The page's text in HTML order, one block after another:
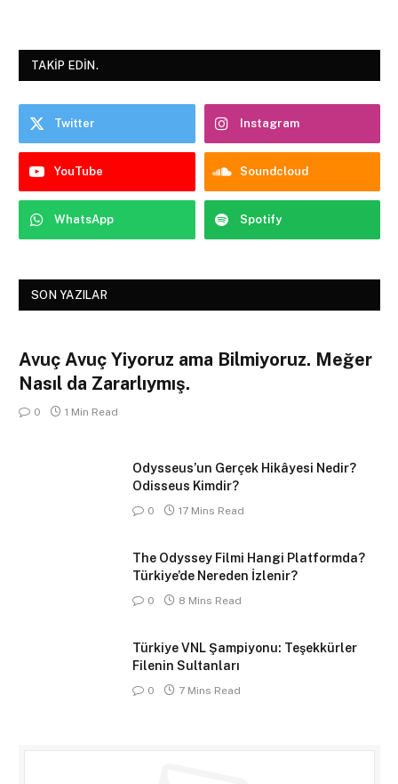
TAKIP EDIN.
Twitter Instagram
YouTube Soundcloud
WhatsApp Spotify
SON YAZILAR
Avuç Avuç Yiyoruz ama Bilmiyoruz. Meğer
Nasıl da Zararlıymış.
0 1 Min Read
Odysseus’un Gerçek Hikâyesi Nedir?
Odisseus Kimdir?
0 17 Mins Read
The Odyssey Filmi Hangi Platformda?
Türkiye’de Nereden İzlenir?
0 8 Mins Read
Türkiye VNL Şampiyonu: Teşekkürler
Filenin Sultanları
0 7 Mins Read